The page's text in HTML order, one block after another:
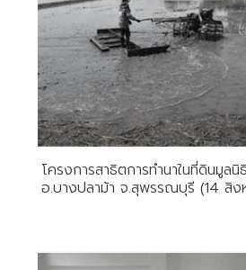
โครงการสาธิตการทำนาในที่ดินมูล
อ.บางปลาม้า จ.สุพรรณบุรี (14 สิ